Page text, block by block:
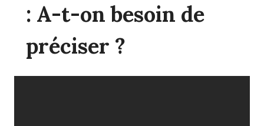
: A-t-on besoin de
préciser ?